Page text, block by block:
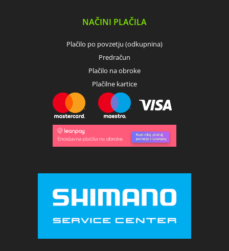
NAČINI PLAČILA
Plačilo po povzetju (odkupnina)
Predračun
Plačilo na obroke
Plačilne kartice